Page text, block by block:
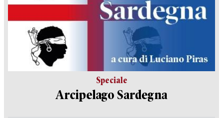
Speciale
Arcipelago Sardegna